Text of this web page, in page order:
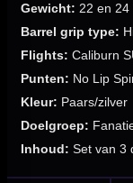
Gewicht: 22 en 24
Barrel grip type:
Flights: Caliburn
Punten: No Lip
Kleur: Paars/zilver
Doelgroep:
Inhoud: Set van 3